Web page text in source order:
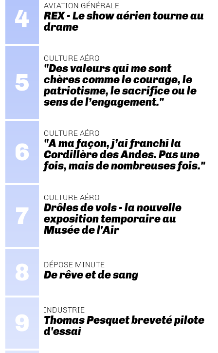
AVIATION GÉNÉRALE
REX - Le show aérien tourne au
drame
CULTURE AÉRO
"Des valeurs qui me sont
chères comme le courage, le
patriotisme, le sacrifice ou le
sens de l’engagement."
CULTURE AÉRO
"A ma façon, j’ai franchi la
Cordillère des Andes. Pas une
fois, mais de nombreuses fois."
CULTURE AÉRO
Drôles de vols - la nouvelle
exposition temporaire au
Musée de l'Air
DÉPOSE MINUTE
De rêve et de sang
INDUSTRIE
Thomas Pesquet breveté pilote
d'essai